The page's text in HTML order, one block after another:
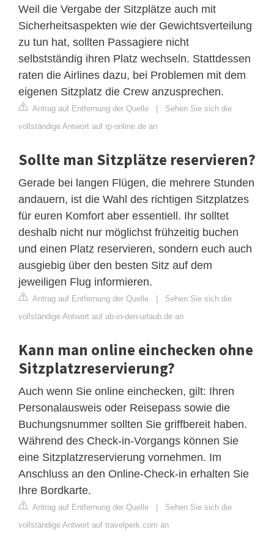
Weil die Vergabe der Sitzplätze auch mit
Sicherheitsaspekten wie der Gewichtsverteilung
zu tun hat, sollten Passagiere nicht
selbstständig ihren Platz wechseln. Stattdessen
raten die Airlines dazu, bei Problemen mit dem
eigenen Sitzplatz die Crew anzusprechen.
Antrag auf Entfernung der Quelle | Sehen Sie sich die
vollständige Antwort auf rp-online.de an
Sollte man Sitzplätze reservieren?
Gerade bei langen Flügen, die mehrere Stunden
andauern, ist die Wahl des richtigen Sitzplatzes
für euren Komfort aber essentiell. Ihr solltet
deshalb nicht nur möglichst frühzeitig buchen
und einen Platz reservieren, sondern euch auch
ausgiebig über den besten Sitz auf dem
jeweiligen Flug informieren.
Antrag auf Entfernung der Quelle | Sehen Sie sich die
vollständige Antwort auf ab-in-den-urlaub.de an
Kann man online einchecken ohne
Sitzplatzreservierung?
Auch wenn Sie online einchecken, gilt: Ihren
Personalausweis oder Reisepass sowie die
Buchungsnummer sollten Sie griffbereit haben.
Während des Check-in-Vorgangs können Sie
eine Sitzplatzreservierung vornehmen. Im
Anschluss an den Online-Check-in erhalten Sie
Ihre Bordkarte.
Antrag auf Entfernung der Quelle | Sehen Sie sich die
vollständige Antwort auf travelperk.com an